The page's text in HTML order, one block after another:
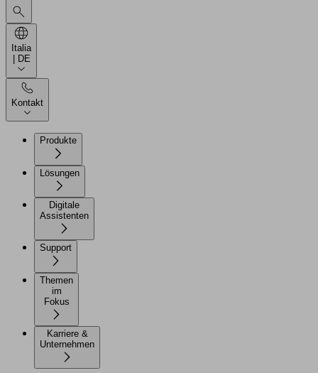
Italia
| DE
Kontakt
Produkte
Lösungen
Digitale
Assistenten
Support
Themen
im
Karriere &
Unternehmen